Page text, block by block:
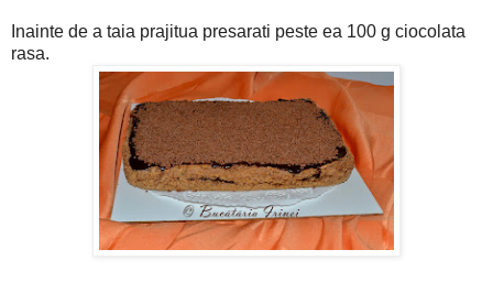
Inainte de a taia prajitua presarati peste ea 100 g ciocolata
rasa.